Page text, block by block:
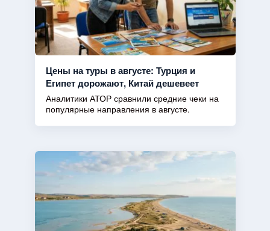
Цены на туры в августе: Турция и
Египет дорожают, Китай дешевеет
Аналитики АТОР сравнили средние чеки на
популярные направления в августе.